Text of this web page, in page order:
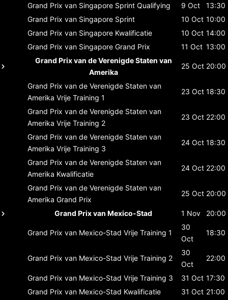
Grand Prix van Singapore Sprint Qualifying 9 Oct
13:30
Grand Prix van Singapore Sprint 10 Oct 10:00
Grand Prix van Singapore Kwalificatie 10 Oct 14:00
Grand Prix van Singapore Grand Prix 11 Oct 13:00
Grand Prix van de Verenigde Staten van
Amerika
25 Oct 20:00
Grand Prix van de Verenigde Staten van
Amerika Vrije Training 1
23 Oct 18:30
Grand Prix van de Verenigde Staten van
Amerika Vrije Training 2
23 Oct 22:00
Grand Prix van de Verenigde Staten van
Amerika Vrije Training 3
24 Oct 18:30
Grand Prix van de Verenigde Staten van
Amerika Kwalificatie
24 Oct 22:00
Grand Prix van de Verenigde Staten van
Amerika Grand Prix
25 Oct 20:00
Grand Prix van Mexico-Stad 1 Nov 20:00
Grand Prix van Mexico-Stad Vrije Training 1
30
Oct
18:30
Grand Prix van Mexico-Stad Vrije Training 2
30
Oct
22:00
Grand Prix van Mexico-Stad Vrije Training 3 31 Oct 17:30
Grand Prix van Mexico-Stad Kwalificatie 31 Oct 21:00